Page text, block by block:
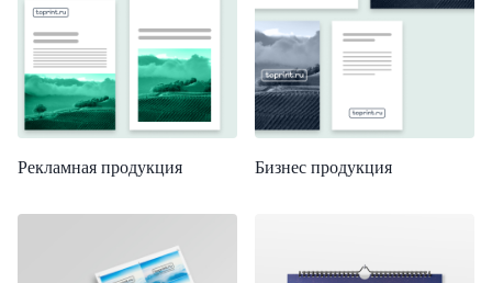
Рекламная продукция Бизнес продукция